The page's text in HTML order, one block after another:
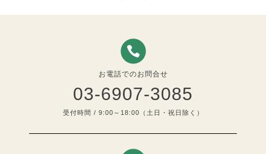
お電話でのお問合せ
03-6907-3085
受付時間 / 9:00～18:00（土日・祝日除く）